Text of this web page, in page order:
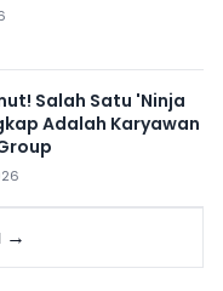
Salah Satu 'Ninja
Adalah Karyawan
→